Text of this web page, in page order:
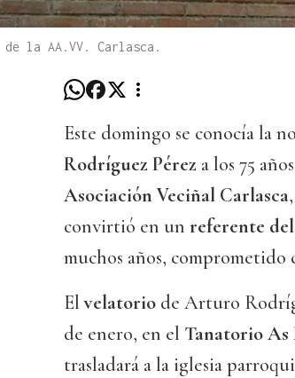
de la AA.VV. Carlasca.
Este domingo se conocía la
Rodríguez Pérez a los 75
Asociación Veciñal Carlasca
convirtió en un referente
muchos años, comprometido
Elvelatorio de Arturo
de enero, en el Tanatorio As
trasladará a la iglesia